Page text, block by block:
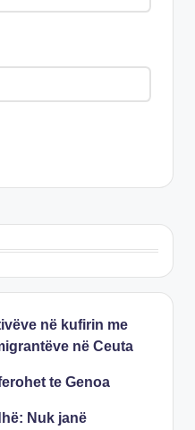
në kufirin me
në Ceuta
te Genoa
Nuk janë